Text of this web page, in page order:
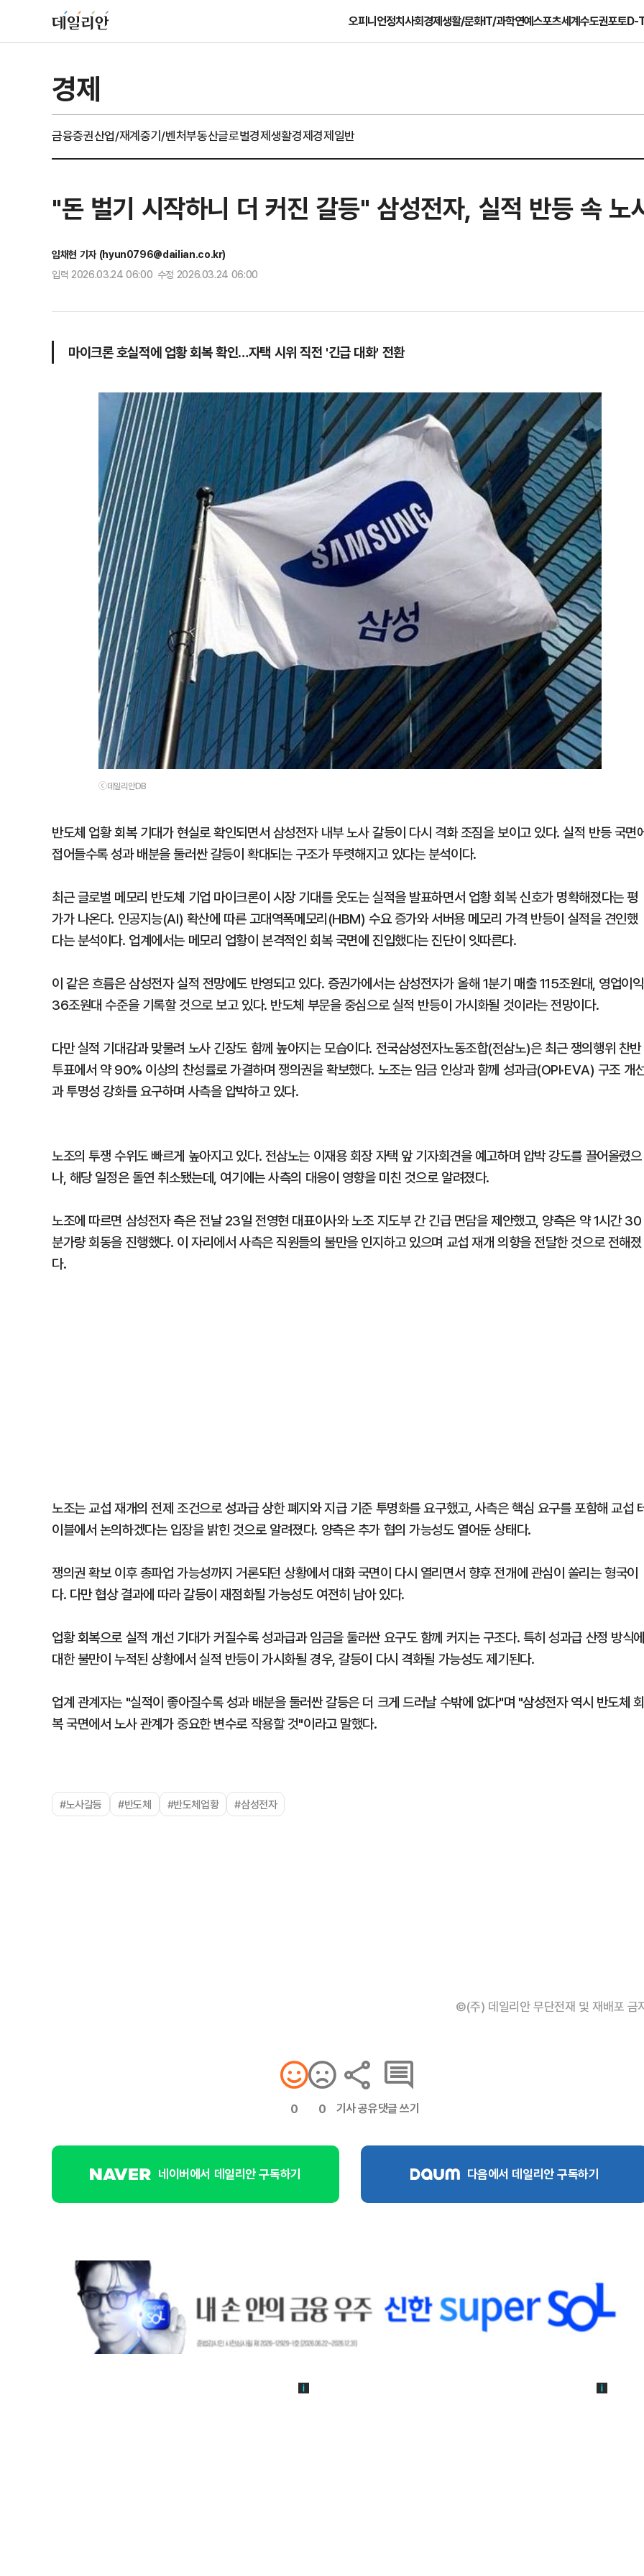
오피니언정치사회경제생활/문화IT/과학연예스포츠세계수도권포토D-
경제
금융증권산업/재계중기/벤처부동산글로벌경제생활경제경제일반
"돈 벌기 시작하니 더 커진 갈등" 삼성전자, 실적 반등 속 노
임채현 기자 (hyun0796@dailian.co.kr)
입력 2026.03.24 06:00 수정 2026.03.24 06:00
마이크론 호실적에 업황 회복 확인…자택 시위 직전 '긴급 대화' 전환
ⓒ데일리안DB
반도체 업황 회복 기대가 현실로 확인되면서 삼성전자 내부 노사 갈등이 다시 격화 조짐을 보이고 있다. 실적 반등 국면
접어들수록 성과 배분을 둘러싼 갈등이 확대되는 구조가 뚜렷해지고 있다는 분석이다.
최근 글로벌 메모리 반도체 기업 마이크론이 시장 기대를 웃도는 실적을 발표하면서 업황 회복 신호가 명확해졌다는 평
가가 나온다. 인공지능(AI) 확산에 따른 고대역폭메모리(HBM) 수요 증가와 서버용 메모리 가격 반등이 실적을 견인했
다는 분석이다. 업계에서는 메모리 업황이 본격적인 회복 국면에 진입했다는 진단이 잇따른다.
이 같은 흐름은 삼성전자 실적 전망에도 반영되고 있다. 증권가에서는 삼성전자가 올해 1분기 매출 115조원대, 영업이익
36조원대 수준을 기록할 것으로 보고 있다. 반도체 부문을 중심으로 실적 반등이 가시화될 것이라는 전망이다.
다만 실적 기대감과 맞물려 노사 긴장도 함께 높아지는 모습이다. 전국삼성전자노동조합(전삼노)은 최근 쟁의행위 찬반
투표에서 약 90% 이상의 찬성률로 가결하며 쟁의권을 확보했다. 노조는 임금 인상과 함께 성과급(OPI·EVA) 구조 개
과 투명성 강화를 요구하며 사측을 압박하고 있다.
노조의 투쟁 수위도 빠르게 높아지고 있다. 전삼노는 이재용 회장 자택 앞 기자회견을 예고하며 압박 강도를 끌어올렸으
나, 해당 일정은 돌연 취소됐는데, 여기에는 사측의 대응이 영향을 미친 것으로 알려졌다.
노조에 따르면 삼성전자 측은 전날 23일 전영현 대표이사와 노조 지도부 간 긴급 면담을 제안했고, 양측은 약 1시간 30
분가량 회동을 진행했다. 이 자리에서 사측은 직원들의 불만을 인지하고 있으며 교섭 재개 의향을 전달한 것으로 전해졌
다.
노조는 교섭 재개의 전제 조건으로 성과급 상한 폐지와 지급 기준 투명화를 요구했고, 사측은 핵심 요구를 포함해 교섭
이블에서 논의하겠다는 입장을 밝힌 것으로 알려졌다. 양측은 추가 협의 가능성도 열어둔 상태다.
쟁의권 확보 이후 총파업 가능성까지 거론되던 상황에서 대화 국면이 다시 열리면서 향후 전개에 관심이 쏠리는 형국이
다. 다만 협상 결과에 따라 갈등이 재점화될 가능성도 여전히 남아 있다.
업황 회복으로 실적 개선 기대가 커질수록 성과급과 임금을 둘러싼 요구도 함께 커지는 구조다. 특히 성과급 산정 방식
대한 불만이 누적된 상황에서 실적 반등이 가시화될 경우, 갈등이 다시 격화될 가능성도 제기된다.
업계 관계자는 "실적이 좋아질수록 성과 배분을 둘러싼 갈등은 더 크게 드러날 수밖에 없다"며 "삼성전자 역시 반도체 회
복 국면에서 노사 관계가 중요한 변수로 작용할 것"이라고 말했다.
#노사갈등 #반도체 #반도체업황 #삼성전자
©(주) 데일리안 무단전재 및 재배포 금
0 0 기사 공유댓글 쓰기
네이버에서 데일리안 구독하기 다음에서 데일리안 구독하기